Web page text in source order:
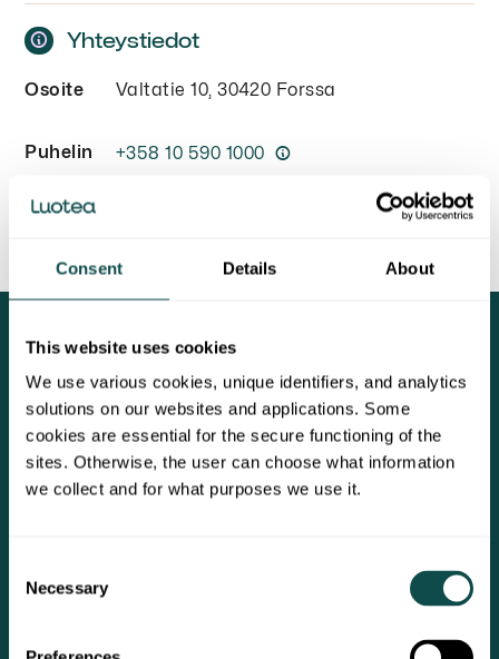
Consent Details About
This website uses cookies
We use various cookies, unique identifiers, and analytics
solutions on our websites and applications. Some
cookies are essential for the secure functioning of the
sites. Otherwise, the user can choose what information
we collect and for what purposes we use it.
Selection
Necessary
Yhteystiedot
Osoite Valtatie 10, 30420 Forssa
Puhelin +358 10 590 1000
PALVELUT
Siivouspalvelut
Energiapalvelut
Kiinteistötekniikka
Luotea Online
Asiakaspalvelu
Laskutus